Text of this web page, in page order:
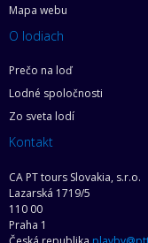
Mapa webu
O lodiach
Prečo na loď
Lodné spoločnosti
Zo sveta lodí
Kontakt
CA PT tours Slovakia, s.r.o.
Lazarská 1719/5
110 00
Praha 1